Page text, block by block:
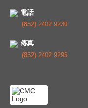
電話
(852) 2402 9230
傳真
(852) 2402 9295